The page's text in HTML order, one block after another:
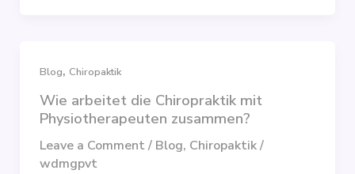
Blog, Chiropaktik
Wie arbeitet die Chiropraktik mit
Physiotherapeuten zusammen?
Leave a Comment/ Blog, Chiropaktik/
wdmgpvt